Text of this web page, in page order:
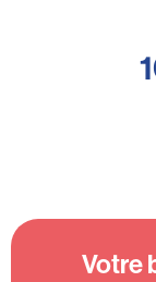
Votre